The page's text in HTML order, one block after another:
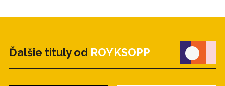
Ďalšie tituly od ROYKSOPP